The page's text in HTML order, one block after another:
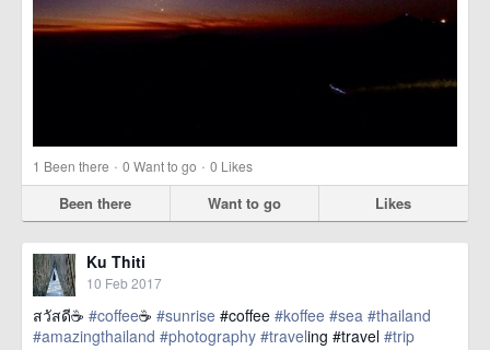
1 Been there · 0 Want to go · 0 Likes
Been there Want to go Likes
Ku Thiti
10 Feb 2017
สวัสดี☕ #coffee☕️ #sunrise #coffee #koffee #sea #thailand
#amazingthailand #photography #traveling #travel #trip